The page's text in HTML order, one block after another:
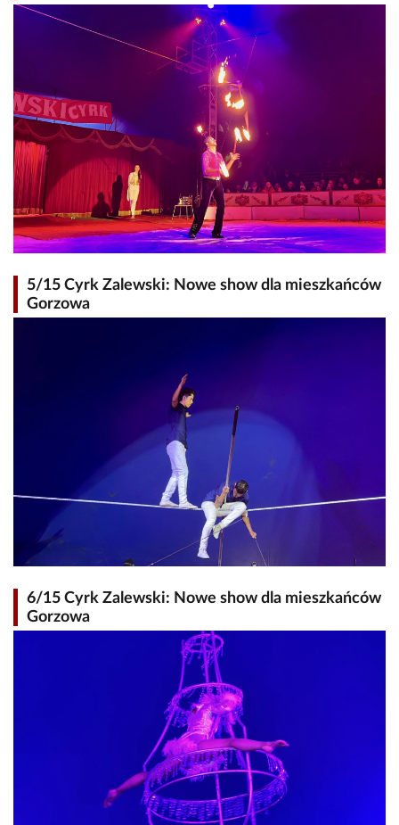
5/15 Cyrk Zalewski: Nowe show dla mieszkańców
Gorzowa
6/15 Cyrk Zalewski: Nowe show dla mieszkańców
Gorzowa